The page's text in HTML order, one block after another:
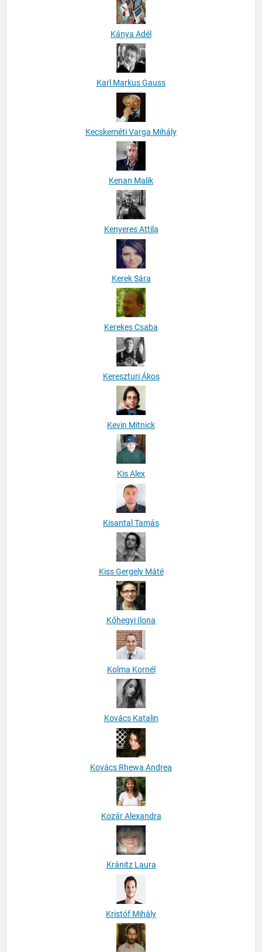
Kánya Adél
Karl Markus Gauss
Kecskeméti Varga Mihály
Kenan Malik
Kenyeres Attila
Kerek Sára
Kerekes Csaba
Kereszturi Ákos
Kevin Mitnick
Kis Alex
Kisantal Tamás
Kiss Gergely Máté
Kőhegyi Ilona
Kolma Kornél
Kovács Katalin
Kovács Rhewa Andrea
Kozár Alexandra
Kránitz Laura
Kristóf Mihály